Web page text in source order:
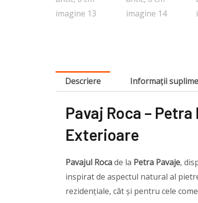
Descriere Informații
Pavaj Roca –
Exterioare
Pavajul Rocade la Petra Pavaje,
inspirat de aspectul natural al
rezidențiale, cât și pentru cele